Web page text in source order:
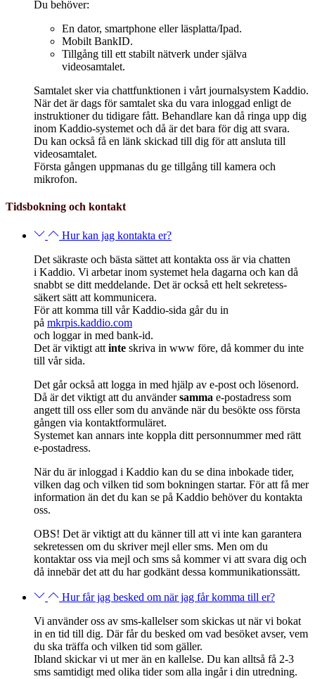
Du behöver:
En dator, smartphone eller läsplatta/Ipad.
Mobilt BankID.
Tillgång till ett stabilt nätverk under själva
videosamtalet.
Samtalet sker via chattfunktionen i vårt journalsystem Kaddio.
När det är dags för samtalet ska du vara inloggad enligt de
instruktioner du tidigare fått. Behandlare kan då ringa upp dig
inom Kaddio-systemet och då är det bara för dig att svara.
Du kan också få en länk skickad till dig för att ansluta till
videosamtalet.
Första gången uppmanas du ge tillgång till kamera och
mikrofon.
Tidsbokning och kontakt
Hur kan jag kontakta er?
Det säkraste och bästa sättet att kontakta oss är via chatten
i Kaddio. Vi arbetar inom systemet hela dagarna och kan då
snabbt se ditt meddelande. Det är också ett helt sekretess-
säkert sätt att kommunicera.
För att komma till vårKaddio-sida går du in
på mkrpis.kaddio.com
och loggar in med bank-id.
Det är viktigt att inte skriva in www före, då kommer du inte
till vårsida.
Det går också att logga in med hjälp av e-post och lösenord.
Då är det viktigt att du användersamma e-postadress som
angett till oss eller som du använde när du besökte oss första
gången via kontaktformuläret.
Systemet kan annars inte koppla ditt personnummer med rätt
e-postadress.
När du är inloggad i Kaddio kan du se dina inbokade tider,
vilken dag och vilken tid som bokningen startar. För att få mer
information än det du kan se på Kaddio behöver du kontakta
oss.
OBS! Det är viktigt att du känner till att vi inte kan garantera
sekretessen om du skriver mejl eller sms. Men om du
kontaktar oss via mejl och sms så kommer vi att svara dig och
då innebär det att du har godkänt dessa kommunikationssätt.
Hur får jag besked om när jag får komma till er?
Vi använder oss av sms-kallelser som skickas ut när vi bokat
in en tid till dig. Där får du besked om vad besöket avser, vem
du ska träffa och vilken tid som gäller.
Ibland skickar vi ut mer än en kallelse. Du kan alltså få 2-3
sms samtidigt med olika tider som alla ingår i din utredning.